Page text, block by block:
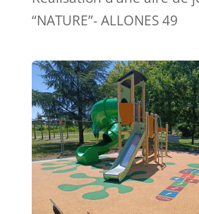
“NATURE”- ALLONES 49